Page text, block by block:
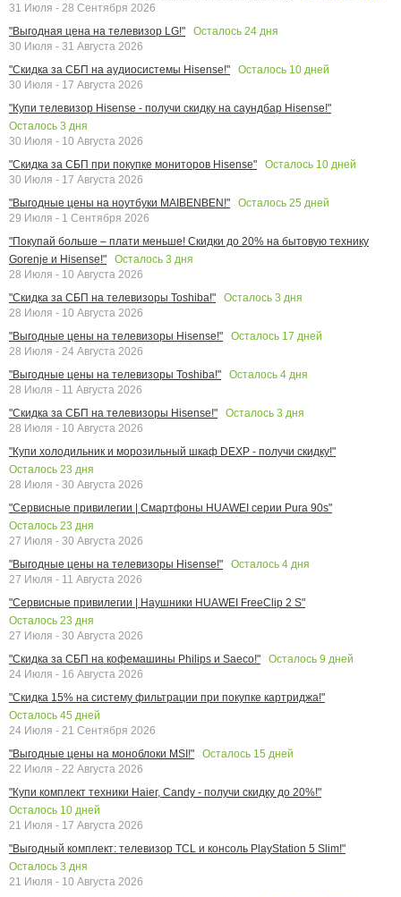
31 Июля - 28 Сентября 2026
"Выгодная цена на телевизор LG!"
Осталось 24 дня
30 Июля - 31 Августа 2026
"Скидка за СБП на аудиосистемы Hisense!"
Осталось 10 дней
30 Июля - 17 Августа 2026
"Купи телевизор Hisense - получи скидку на саундбар Hisense!"
Осталось 3 дня
30 Июля - 10 Августа 2026
"Скидка за СБП при покупке мониторов Hisense"
Осталось 10 дней
30 Июля - 17 Августа 2026
"Выгодные цены на ноутбуки MAIBENBEN!"
Осталось 25 дней
29 Июля - 1 Сентября 2026
"Покупай больше – плати меньше! Скидки до 20% на бытовую технику
Gorenje и Hisense!"
Осталось 3 дня
28 Июля - 10 Августа 2026
"Скидка за СБП на телевизоры Toshiba!"
Осталось 3 дня
28 Июля - 10 Августа 2026
"Выгодные цены на телевизоры Hisense!"
Осталось 17 дней
28 Июля - 24 Августа 2026
"Выгодные цены на телевизоры Toshiba!"
Осталось 4 дня
28 Июля - 11 Августа 2026
"Скидка за СБП на телевизоры Hisense!"
Осталось 3 дня
28 Июля - 10 Августа 2026
"Купи холодильник и морозильный шкаф DEXP - получи скидку!"
Осталось 23 дня
28 Июля - 30 Августа 2026
"Сервисные привилегии | Смартфоны HUAWEI серии Pura 90s"
Осталось 23 дня
27 Июля - 30 Августа 2026
"Выгодные цены на телевизоры Hisense!"
Осталось 4 дня
27 Июля - 11 Августа 2026
"Сервисные привилегии | Наушники HUAWEI FreeClip 2 S"
Осталось 23 дня
27 Июля - 30 Августа 2026
"Скидка за СБП на кофемашины Philips и Saeco!"
Осталось 9 дней
24 Июля - 16 Августа 2026
"Скидка 15% на систему фильтрации при покупке картриджа!"
Осталось 45 дней
24 Июля - 21 Сентября 2026
"Выгодные цены на моноблоки MSI!"
Осталось 15 дней
22 Июля - 22 Августа 2026
"Купи комплект техники Haier, Candy - получи скидку до 20%!"
Осталось 10 дней
21 Июля - 17 Августа 2026
"Выгодный комплект: телевизор TCL и консоль PlayStation 5 Slim!"
Осталось 3 дня
21 Июля - 10 Августа 2026